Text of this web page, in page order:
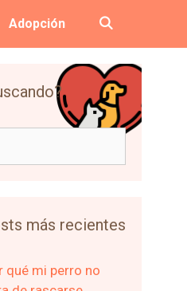
Adopción
más recientes
qué mi perro no